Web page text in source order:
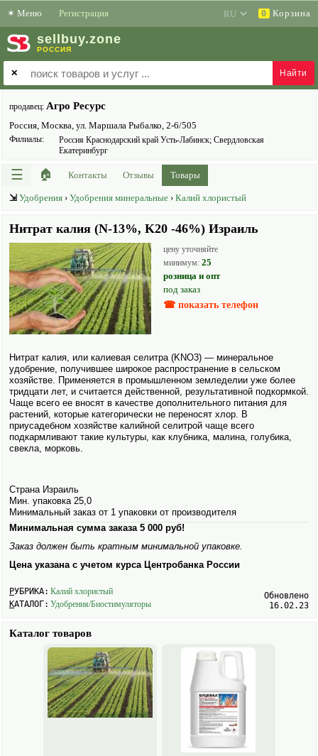
✶ Меню Регистрация 0 Корзина
sell buy.zone
РОССИЯ
✕
продавец: Агро Ресурс
Россия, Москва, ул. Маршала Рыбалко, 2-6/505
Филиалы:
Россия Краснодарский край Усть-Лабинск; Свердловская
Екатеринбург
☰ 🏠 Контакты Отзывы Товары
⇲ Удобрения › Удобрения минеральные › Калий хлористый
Нитрат калия (N-13%, K20 -46%) Израиль
цену уточняйте
минимум: 25
розница и опт
под заказ
☎ показать телефон
Нитрат калия, или калиевая селитра (KNO3) — минеральное
удобрение, получившее широкое распространение в сельском
хозяйстве. Применяется в промышленном земледелии уже более
тридцати лет, и считается действенной, результативной подкормкой.
Чаще всего ее вносят в качестве дополнительного питания для
растений, которые категорически не переносят хлор. В
приусадебном хозяйстве калийной селитрой чаще всего
подкармливают такие культуры, как клубника, малина, голубика,
свекла, морковь.
Страна Израиль
Мин. упаковка 25,0
Минимальный заказ от 1 упаковки от производителя
Минимальная сумма заказа 5 000 руб!
Заказ должен быть кратным минимальной упаковке.
Цена указана с учетом курса Центробанка России
РУБРИКА: Калий хлористый
Обновлено
16.02.23
КАТАЛОГ: Удобрения/Биостимуляторы
Каталог товаров